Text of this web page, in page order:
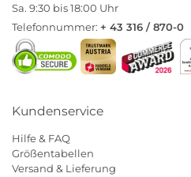
Sa. 9:30 bis 18:00 Uhr
Telefonnummer: + 43 316 / 870-0
Kundenservice
Hilfe & FAQ
Größentabellen
Versand & Lieferung